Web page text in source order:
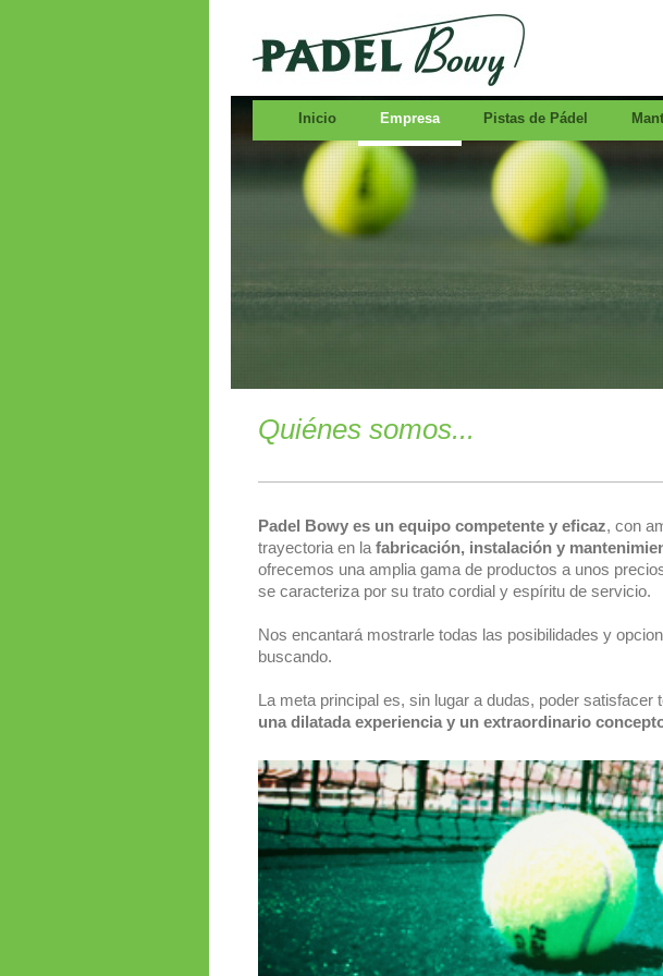
Inicio Empresa Pistas de Pádel
Quiénes somos...
Padel Bowy es un equipo competente y eficaz, con
trayectoria en la fabricación, instalación y
ofrecemos una amplia gama de productos a unos
se caracteriza por su trato cordial y espíritu de servicio.
Nos encantará mostrarle todas las posibilidades y
buscando.
La meta principal es, sin lugar a dudas, poder
una dilatada experiencia y un extraordinario